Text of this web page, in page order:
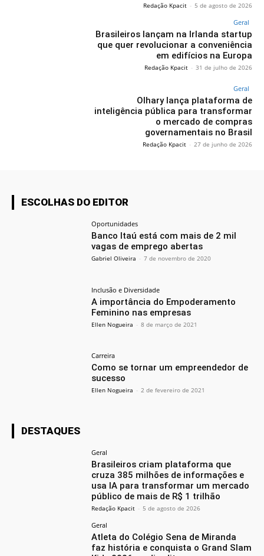
Redação Kpacit - 5 de agosto de 2026
Geral
Brasileiros lançam na Irlanda startup
que quer revolucionar a conveniência
em edifícios na Europa
Redação Kpacit - 31 de julho de 2026
Geral
Olhary lança plataforma de
inteligência pública para transformar
o mercado de compras
governamentais no Brasil
Redação Kpacit - 27 de junho de 2026
ESCOLHAS DO EDITOR
Oportunidades
Banco Itaú está com mais de 2 mil
vagas de emprego abertas
Gabriel Oliveira - 7 de novembro de 2020
Inclusão e Diversidade
A importância do Empoderamento
Feminino nas empresas
Ellen Nogueira - 8 de março de 2021
Carreira
Como se tornar um empreendedor de
sucesso
Ellen Nogueira - 2 de fevereiro de 2021
DESTAQUES
Geral
Brasileiros criam plataforma que
cruza 385 milhões de informações e
usa IA para transformar um mercado
público de mais de R$ 1 trilhão
Redação Kpacit - 5 de agosto de 2026
Geral
Atleta do Colégio Sena de Miranda
faz história e conquista o Grand Slam